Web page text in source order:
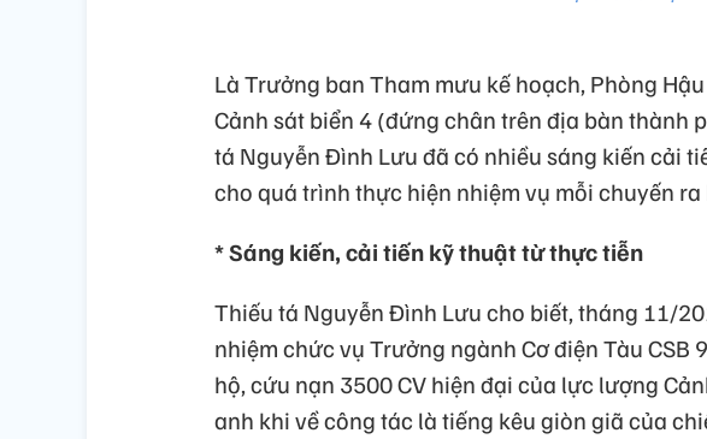
Là Trưởng ban Tham mưu kế hoạch, Phòng
Cảnh sát biển 4 (đứng chân trên địa bàn thành
tá Nguyễn Đình Lưu đã có nhiều sáng kiến cải
cho quá trình thực hiện nhiệm vụ mỗi chuyến ra
* Sáng kiến, cải tiến kỹ thuật từ thực tiễn
Thiếu tá Nguyễn Đình Lưu cho biết, tháng 11/
nhiệm chức vụ Trưởng ngành Cơ điện Tàu CSB
hộ, cứu nạn 3500 CV hiện đại của lực lượng
anh khi về công tác là tiếng kêu giòn giã của